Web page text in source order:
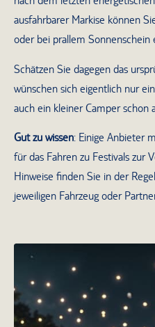
ausfahrbarer Markise können
oder bei prallem Sonnenschein
Schätzen Sie dagegen das
wünschen sich eigentlich nur
auch ein kleiner Camper schon
Gut zu wissen: Einige Anbieter
für das Fahren zu Festivals zur
Hinweise finden Sie in der
jeweiligen Fahrzeug oder